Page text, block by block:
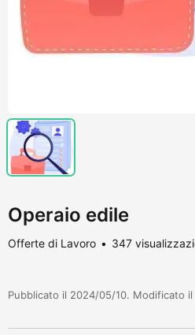
Operaio edile
Offerte di Lavoro 347
Pubblicato il 2024/05/10. Modificato